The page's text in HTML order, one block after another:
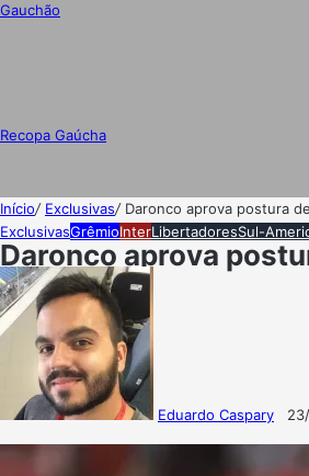
Gauchão
Recopa Gaúcha
Início/ Exclusivas/ Daronco aprova postura
ExclusivasGrêmioInterLibertadoresSul-
Daronco aprova
Eduardo Caspary
on
um